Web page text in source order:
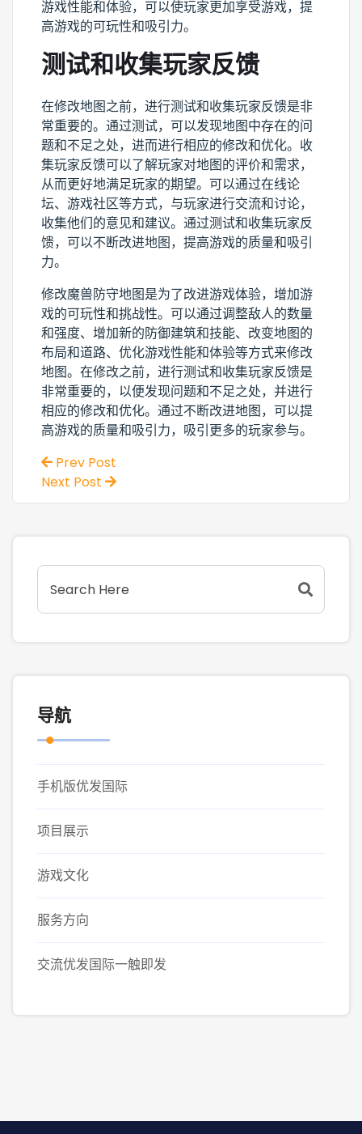
游戏性能和体验，可以使玩家更加享受游戏，提
高游戏的可玩性和吸引力。
测试和收集玩家反馈
在修改地图之前，进行测试和收集玩家反馈是非
常重要的。通过测试，可以发现地图中存在的问
题和不足之处，进而进行相应的修改和优化。收
集玩家反馈可以了解玩家对地图的评价和需求，
从而更好地满足玩家的期望。可以通过在线论
坛、游戏社区等方式，与玩家进行交流和讨论，
收集他们的意见和建议。通过测试和收集玩家反
馈，可以不断改进地图，提高游戏的质量和吸引
力。
修改魔兽防守地图是为了改进游戏体验，增加游
戏的可玩性和挑战性。可以通过调整敌人的数量
和强度、增加新的防御建筑和技能、改变地图的
布局和道路、优化游戏性能和体验等方式来修改
地图。在修改之前，进行测试和收集玩家反馈是
非常重要的，以便发现问题和不足之处，并进行
相应的修改和优化。通过不断改进地图，可以提
高游戏的质量和吸引力，吸引更多的玩家参与。
Prev Post
Next Post
导航
手机版优发国际
项目展示
游戏文化
服务方向
交流优发国际一触即发